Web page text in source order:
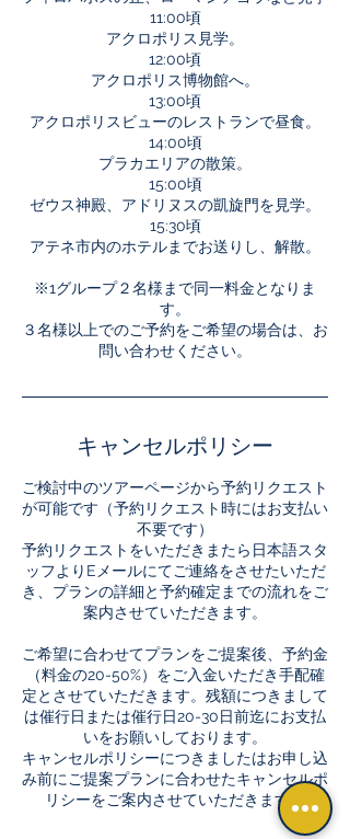
11:00頃
アクロポリス見学。
12:00頃
アクロポリス博物館へ。
13:00頃
アクロポリスビューのレストランで昼食。
14:00頃
プラカエリアの散策。
15:00頃
ゼウス神殿、アドリヌスの凱旋門を見学。
15:30頃
アテネ市内のホテルまでお送りし、解散。
※1グループ２名様まで同一料金となりま
す。
３名様以上でのご予約をご希望の場合は、お
問い合わせください。
キャンセルポリシー
ご検討中のツアーページから予約リクエスト
が可能です（予約リクエスト時にはお支払い
不要です）
予約リクエストをいただきまたら日本語スタ
ッフよりEメールにてご連絡をさせたいただ
き、プランの詳細と予約確定までの流れをご
案内させていただきます。
ご希望に合わせてプランをご提案後、予約金
（料金の20-50%）をご入金いただき手配確
定とさせていただきます。残額につきまして
は催行日または催行日20-30日前迄にお支払
いをお願いしております。
キャンセルポリシーにつきましたはお申し込
み前にご提案プランに合わせたキャンセルポ
リシーをご案内させていただきます。